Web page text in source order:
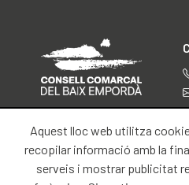
SOBRE NOSALTRES
Inici
Aquest lloc web utilitza
recopilar informació amb la
serveis i mostrar publicitat